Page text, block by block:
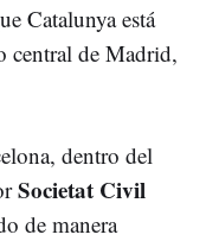
Catalunya está
central de Madrid,
dentro del
Societat Civil
de manera